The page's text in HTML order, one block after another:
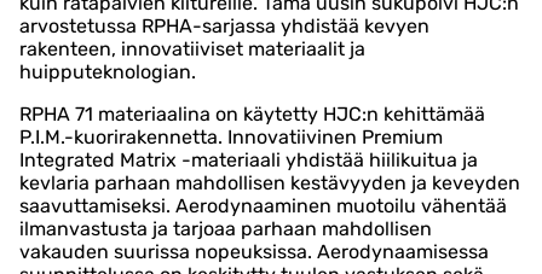
arvostetussa RPHA-sarjassa yhdistää kevyen
rakenteen, innovatiiviset materiaalit ja
huipputeknologian.
RPHA 71 materiaalina on käytetty HJC:n kehittämää
P.I.M.-kuorirakennetta. Innovatiivinen Premium
Integrated Matrix -materiaali yhdistää hiilikuitua ja
kevlaria parhaan mahdollisen kestävyyden ja keveyden
saavuttamiseksi. Aerodynaaminen muotoilu vähentää
ilmanvastusta ja tarjoaa parhaan mahdollisen
vakauden suurissa nopeuksissa. Aerodynaamisessa